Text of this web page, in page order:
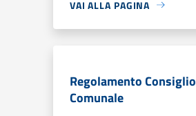
VAI ALLA PAGINA
Regolamento Consiglio
Comunale